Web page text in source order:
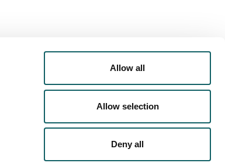
Allow all
Allow selection
Deny all